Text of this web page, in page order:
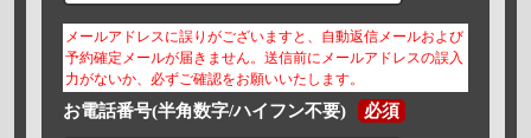
メールアドレスに誤りがございますと、自動返信メールおよび
予約確定メールが届きません。送信前にメールアドレスの誤入
力がないか、必ずご確認をお願いいたします。
お電話番号(半角数字/ハイフン不要) 必須